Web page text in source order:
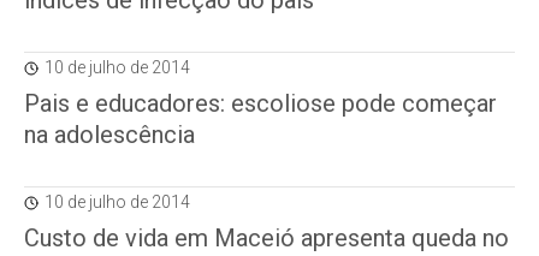
10 de julho de 2014
Pais e educadores: escoliose pode começar
na adolescência
10 de julho de 2014
Custo de vida em Maceió apresenta queda no